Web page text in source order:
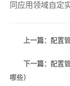
同应用领域自定
上一篇： 配置
下一篇： 配置
哪些）